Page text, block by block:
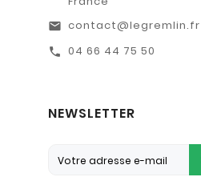
email contact@legremlin.fr
call 04 66 44 75 50
NEWSLETTER